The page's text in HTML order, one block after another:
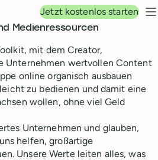
Jetzt kostenlos starten
Medienressourcen
mit dem Creator,
Unternehmen wertvollen Content
online organisch ausbauen
zu bedienen und damit eine
wollen, ohne viel Geld
Unternehmen und glauben,
helfen, großartige
Unsere Werte leiten alles, was